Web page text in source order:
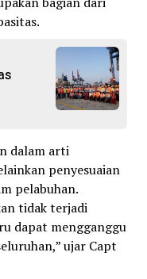
dalam arti
penyesuaian
pelabuhan.
tidak terjadi
dapat mengganggu
ujar Capt